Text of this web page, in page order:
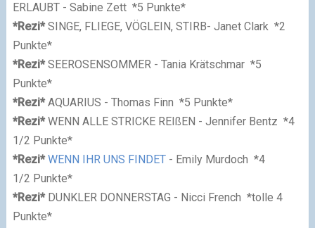
ERLAUBT- Sabine Zett *5 Punkte*
*Rezi*SINGE, FLIEGE, VÖGLEIN, STIRB- Janet Clark *2
Punkte*
*Rezi* SEEROSENSOMMER - Tania Krätschmar *5
Punkte*
*Rezi*AQUARIUS - Thomas Finn *5 Punkte*
*Rezi*WENN ALLE STRICKE REIßEN - Jennifer Bentz *4
1/2 Punkte*
*Rezi*WENN IHR UNS FINDET- Emily Murdoch *4
1/2 Punkte*
*Rezi* DUNKLER DONNERSTAG - Nicci French *tolle 4
Punkte*